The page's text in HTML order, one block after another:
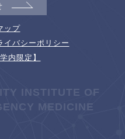
ップ
イバシーポリシー
内限定】
INSTITUTE OF
MEDICINE